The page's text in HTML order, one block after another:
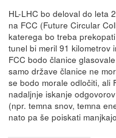
HL-LHC bo deloval do leta
na FCC (Future Circular
katerega bo treba
tunel bi meril 91 kilometrov
FCC bodo članice
samo države članice ne
se bodo morale odločiti, ali
nadaljnje iskanje
(npr. temna snov, temna
nato pa še poiskati